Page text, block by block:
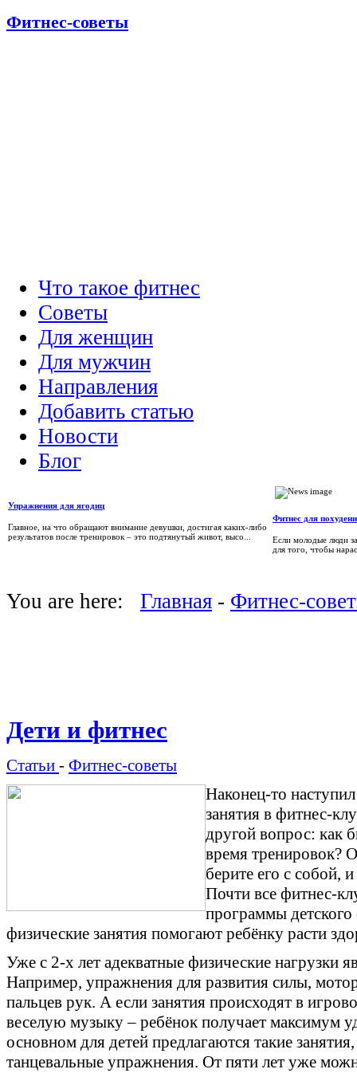
Фитнес-советы
Что такое фитнес
Советы
Для женщин
Для мужчин
Направления
Добавить статью
Новости
Блог
Упражнения для ягодиц
Главное, на что обращают внимание девушки, достигая каких-либо
результатов после тренировок – это подтянутый живот, высо...
Фитнес для
Если молодые люди
для того, чтобы
You are here: Главная - Фитнес-
Дети и фитнес
Статьи - Фитнес-советы
Наконец-то
занятия в фитнес-
другой вопрос: как
время тренировок?
берите его с собой,
Почти все фитнес-
программы
физические занятия помогают ребёнку расти
Уже с 2-х лет адекватные физические нагрузки
Например, упражнения для развития силы,
пальцев рук. А если занятия происходят в
веселую музыку – ребёнок получает максимум
основном для детей предлагаются такие
танцевальные упражнения. От пяти лет уже